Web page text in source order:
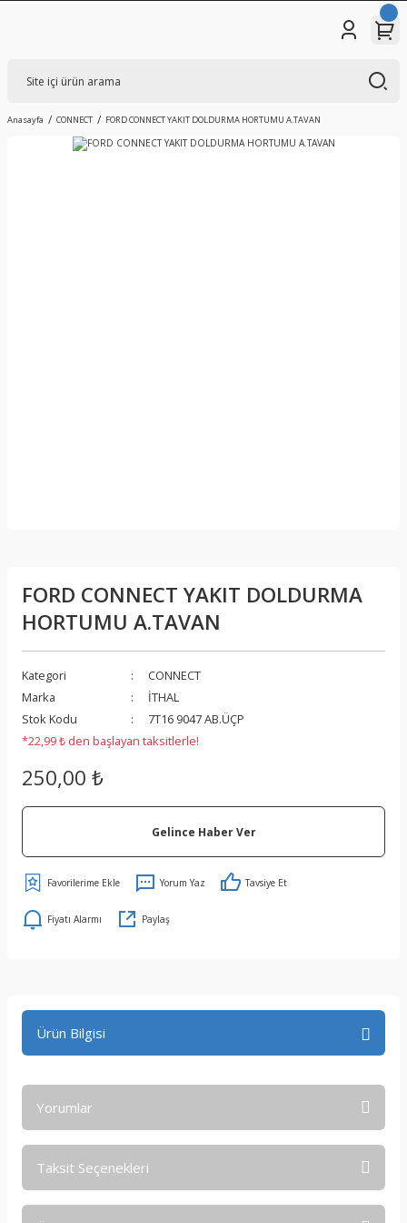
Anasayfa CONNECT FORD CONNECT YAKIT DOLDURMA HORTUMU A.TAVAN
FORD CONNECT YAKIT DOLDURMA
HORTUMU A.TAVAN
Kategori
CONNECT
Marka
İTHAL
Stok Kodu
7T16 9047 AB.ÜÇP
*22,99 ₺ den başlayan taksitlerle!
250,00 ₺
Gelince Haber Ver
Yorum Yaz Tavsiye Et
Fiyatı Alarmı Paylaş
Ürün Bilgisi
Yorumlar
Taksit Seçenekleri